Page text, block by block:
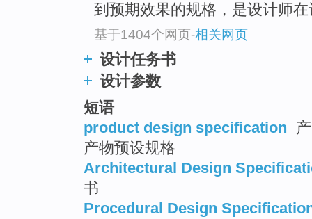
到预期效果的规格，是设计师
基于1404个网页-相关网页
设计任务书
设计参数
短语
product design specification
产物预设规格
Architectural Design
书
Procedural Design